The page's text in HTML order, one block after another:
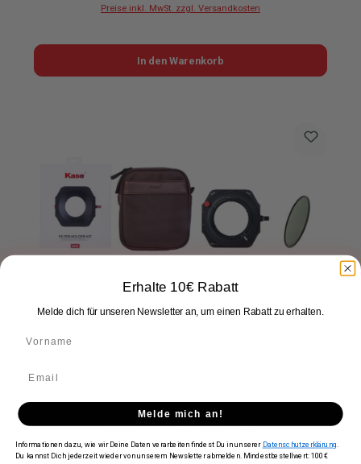
Preise inkl. MwSt. zzgl. Versandkosten
In den Warenkorb
mit Tasche und Polfilter
Regulärer Preis:
529,90 €
Erhalte 10€ Rabatt
Melde dich für unseren Newsletter an, um einen Rabatt zu erhalten.
Melde mich an!
Informationen dazu, wie wir Deine Daten verarbeiten findest Du in unserer Datenschutzerklärung
Du kannst Dich jederzeit wieder von unserem Newsletter abmelden. Mindestbestellwert: 100€